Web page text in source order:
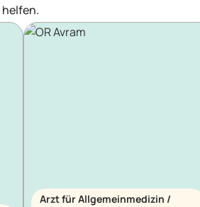
Arzt für Allgemeinmedizin /